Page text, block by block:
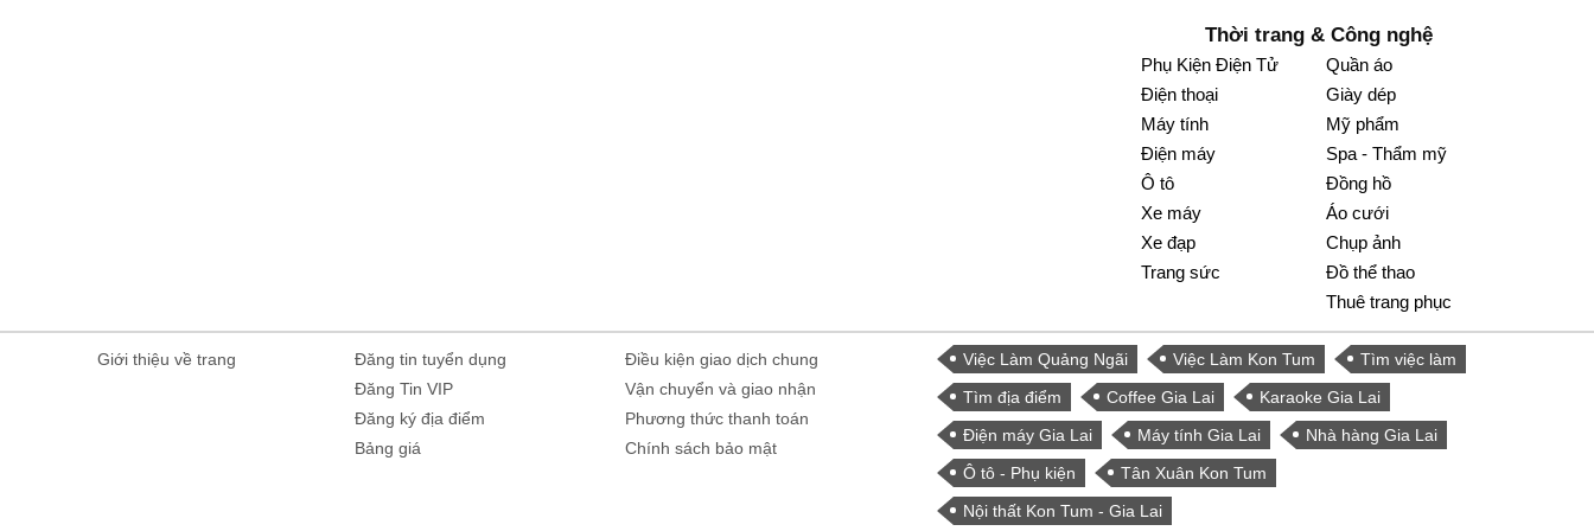
Thời trang & Công nghệ
Phụ Kiện Điện Tử
Điện thoại
Máy tính
Điện máy
Ô tô
Xe máy
Xe đạp
Trang sức
Quần áo
Giày dép
Mỹ phẩm
Spa - Thẩm mỹ
Đồng hồ
Áo cưới
Chụp ảnh
Đồ thể thao
Thuê trang phục
Giới thiệu về trang
Đăng tin tuyển dụng
Đăng Tin VIP
Đăng ký địa điểm
Bảng giá
Điều kiện giao dịch chung
Vận chuyển và giao nhận
Phương thức thanh toán
Chính sách bảo mật
Việc Làm Quảng Ngãi Việc Làm Kon Tum
Tìm việc làm
Tìm địa điểm
Coffee Gia Lai
Karaoke Gia Lai
Điện máy Gia Lai
Máy tính Gia Lai
Nhà hàng Gia Lai
Ô tô - Phụ kiện
Tân Xuân Kon Tum
Nội thất Kon Tum - Gia Lai